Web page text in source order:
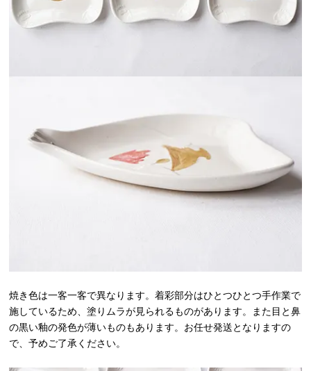
焼き色は一客一客で異なります。着彩部分はひとつひとつ手作業で
施しているため、塗りムラが見られるものがあります。また目と鼻
の黒い釉の発色が薄いものもあります。お任せ発送となりますの
で、予めご了承ください。